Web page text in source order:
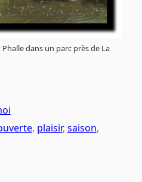
dans un parc près de La
, plaisir, saison,